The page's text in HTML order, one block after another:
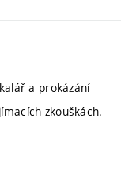
a prokázání
zkouškách.